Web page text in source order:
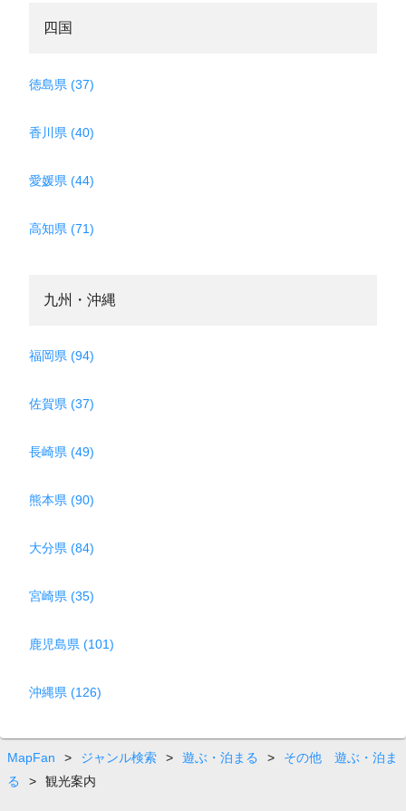
四国
徳島県 (37)
香川県 (40)
愛媛県 (44)
高知県 (71)
九州・沖縄
福岡県 (94)
佐賀県 (37)
長崎県 (49)
熊本県 (90)
大分県 (84)
宮崎県 (35)
鹿児島県 (101)
沖縄県 (126)
MapFan > ジャンル検索 > 遊ぶ・泊まる >
その他 遊ぶ・泊ま
る
> 観光案内